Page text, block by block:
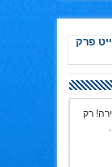
פרק
רק